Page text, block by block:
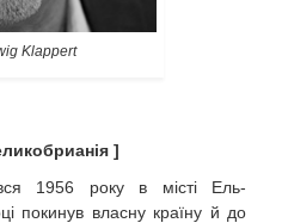
Klappert
]
1956 року в місті Ель-
покинув власну країну й до